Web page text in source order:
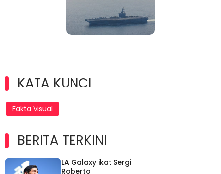
KATA KUNCI
Fakta Visual
BERITA TERKINI
LA Galaxy ikat Sergi
Roberto